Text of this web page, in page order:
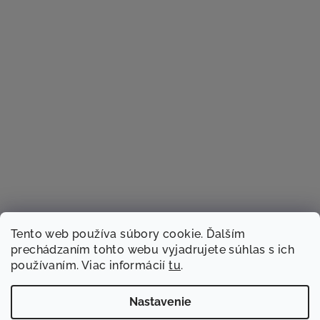
Tento web používa súbory cookie. Ďalším
prechádzaním tohto webu vyjadrujete súhlas s ich
používaním. Viac informáciítu.
Nastavenie
Sledovať na Instagrame